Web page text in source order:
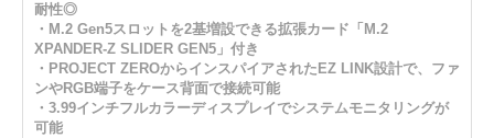
耐性◎
・M.2 Gen5スロットを2基増設できる拡張カード「M.2
XPANDER-Z SLIDER GEN5」付き
・PROJECT ZEROからインスパイアされたEZ LINK設計で、ファ
ンやRGB端子をケース背面で接続可能
・3.99インチフルカラーディスプレイでシステムモニタリングが
可能